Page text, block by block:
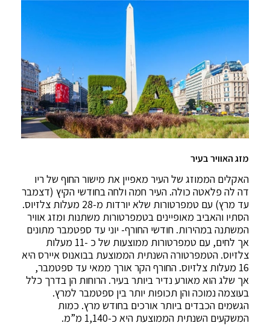
מזג האוויר בעיר
האקלים הממוזג של העיר מאפיין את מישור החוף של ריו
דה לה פלאטה כולה. העיר חמה ולחה בחודשי הקיץ (דצמבר
עד מרץ) עם טמפרטורות שלא יורדות מ-28 מעלות צלזיוס.
הסתיו והאביב מאופיינים בטמפרטורות משתנות ומזג אוויר
המשתנה במהירות. חודשי החורף- יוני עד ספטמבר מתונים
אך לחים, עם טמפרטורות ממוצעות של כ -11 מעלות
צלזיוס. הטמפרטורה השנתית הממוצעת בבואנוס איירס היא
16 מעלות צלזיוס. החורף הקר אורך ממאי עד ספטמבר,
אך שלג הוא מאורע נדיר ביותר בעיר. הרוחות הן בדרך כלל
בעוצמה נמוכה והן תכופות יותר בין ספטמבר למרץ.
הגשמים הכבדים ביותר אורכים בחודש מרץ. כמות
המשקעים השנתית הממוצעת היא כ-1,140 מ”מ.